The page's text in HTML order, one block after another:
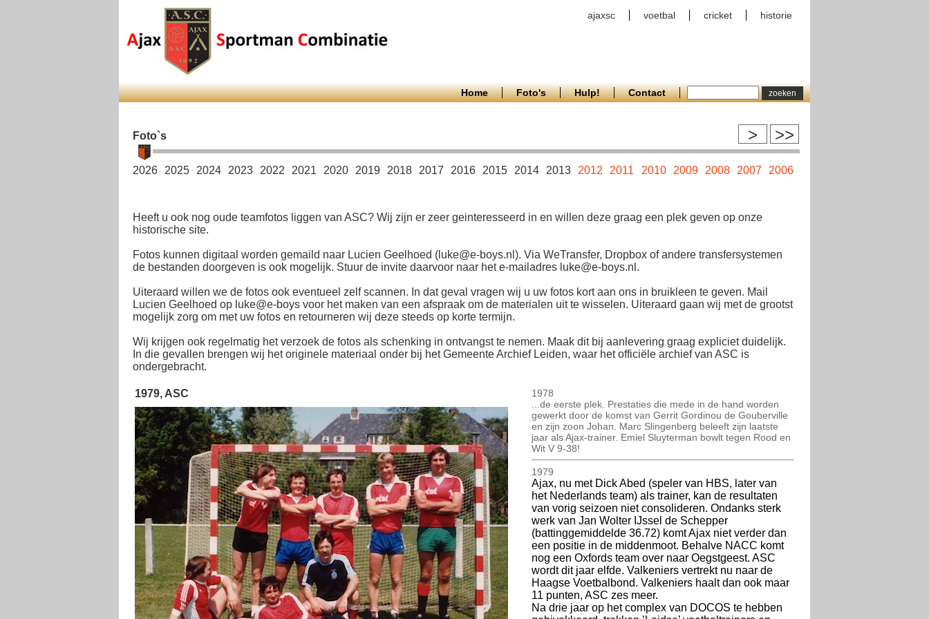
ajaxsc voetbal cricket historie
Home Foto's Hulp! Contact
Foto`s > >>
2026 2025 2024 2023 2022 2021 2020 2019 2018 2017 2016 2015 2014 2013 2012 2011 2010 2009 2008 2007 2006
Heeft u ook nog oude teamfotos liggen van ASC? Wij zijn er zeer geinteresseerd in en willen deze graag een plek geven op onze
historische site.
Fotos kunnen digitaal worden gemaild naar Lucien Geelhoed (luke@e-boys.nl). Via WeTransfer, Dropbox of andere transfersystemen
de bestanden doorgeven is ook mogelijk. Stuur de invite daarvoor naar het e-mailadres luke@e-boys.nl.
Uiteraard willen we de fotos ook eventueel zelf scannen. In dat geval vragen wij u uw fotos kort aan ons in bruikleen te geven. Mail
Lucien Geelhoed op luke@e-boys voor het maken van een afspraak om de materialen uit te wisselen. Uiteraard gaan wij met de grootst
mogelijk zorg om met uw fotos en retourneren wij deze steeds op korte termijn.
Wij krijgen ook regelmatig het verzoek de fotos als schenking in ontvangst te nemen. Maak dit bij aanlevering graag expliciet duidelijk.
In die gevallen brengen wij het originele materiaal onder bij het Gemeente Archief Leiden, waar het officiële archief van ASC is
ondergebracht.
1979, ASC
1978
...de eerste plek. Prestaties die mede in de hand worden
gewerkt door de komst van Gerrit Gordinou de Gouberville
en zijn zoon Johan. Marc Slingenberg beleeft zijn laatste
jaar als Ajax-trainer. Emiel Sluyterman bowlt tegen Rood en
Wit V 9-38!
1979
Ajax, nu met Dick Abed (speler van HBS, later van
het Nederlands team) als trainer, kan de resultaten
van vorig seizoen niet consolideren. Ondanks sterk
werk van Jan Wolter IJssel de Schepper
(battinggemiddelde 36.72) komt Ajax niet verder dan
een positie in de middenmoot. Behalve NACC komt
nog een Oxfords team over naar Oegstgeest. ASC
wordt dit jaar elfde. Valkeniers vertrekt nu naar de
Haagse Voetbalbond. Valkeniers haalt dan ook maar
11 punten, ASC zes meer.
Na drie jaar op het complex van DOCOS te hebben